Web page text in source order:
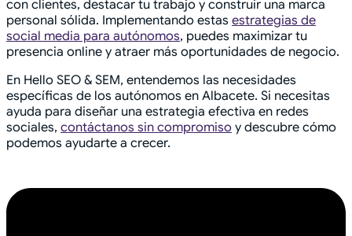
con clientes, destacar tu trabajo y construir una marca
personal sólida. Implementando estas estrategias de
social media para autónomos, puedes maximizar tu
presencia online y atraer más oportunidades de negocio.
En Hello SEO & SEM, entendemos las necesidades
específicas de los autónomos en Albacete. Si necesitas
ayuda para diseñar una estrategia efectiva en redes
sociales, contáctanos sin compromiso y descubre cómo
podemos ayudarte a crecer.